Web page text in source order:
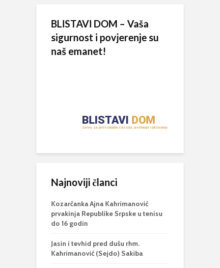
BLISTAVI DOM – Vaša
sigurnost i povjerenje su
naš emanet!
Najnoviji članci
Kozarčanka Ajna Kahrimanović
prvakinja Republike Srpske u tenisu
do 16 godin
Jasin i tevhid pred dušu rhm.
Kahrimanović (Sejdo) Sakiba